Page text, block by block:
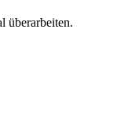
überarbeiten.